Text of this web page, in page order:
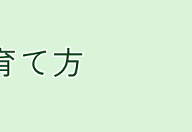
て方